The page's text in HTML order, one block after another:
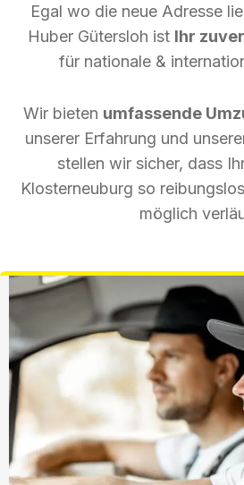
Egal wo die neue Adresse
Huber Gütersloh ist Ihr
für nationale &
Wir bieten umfassende
unserer Erfahrung und
stellen wir sicher, dass
Klosterneuburg so
möglich